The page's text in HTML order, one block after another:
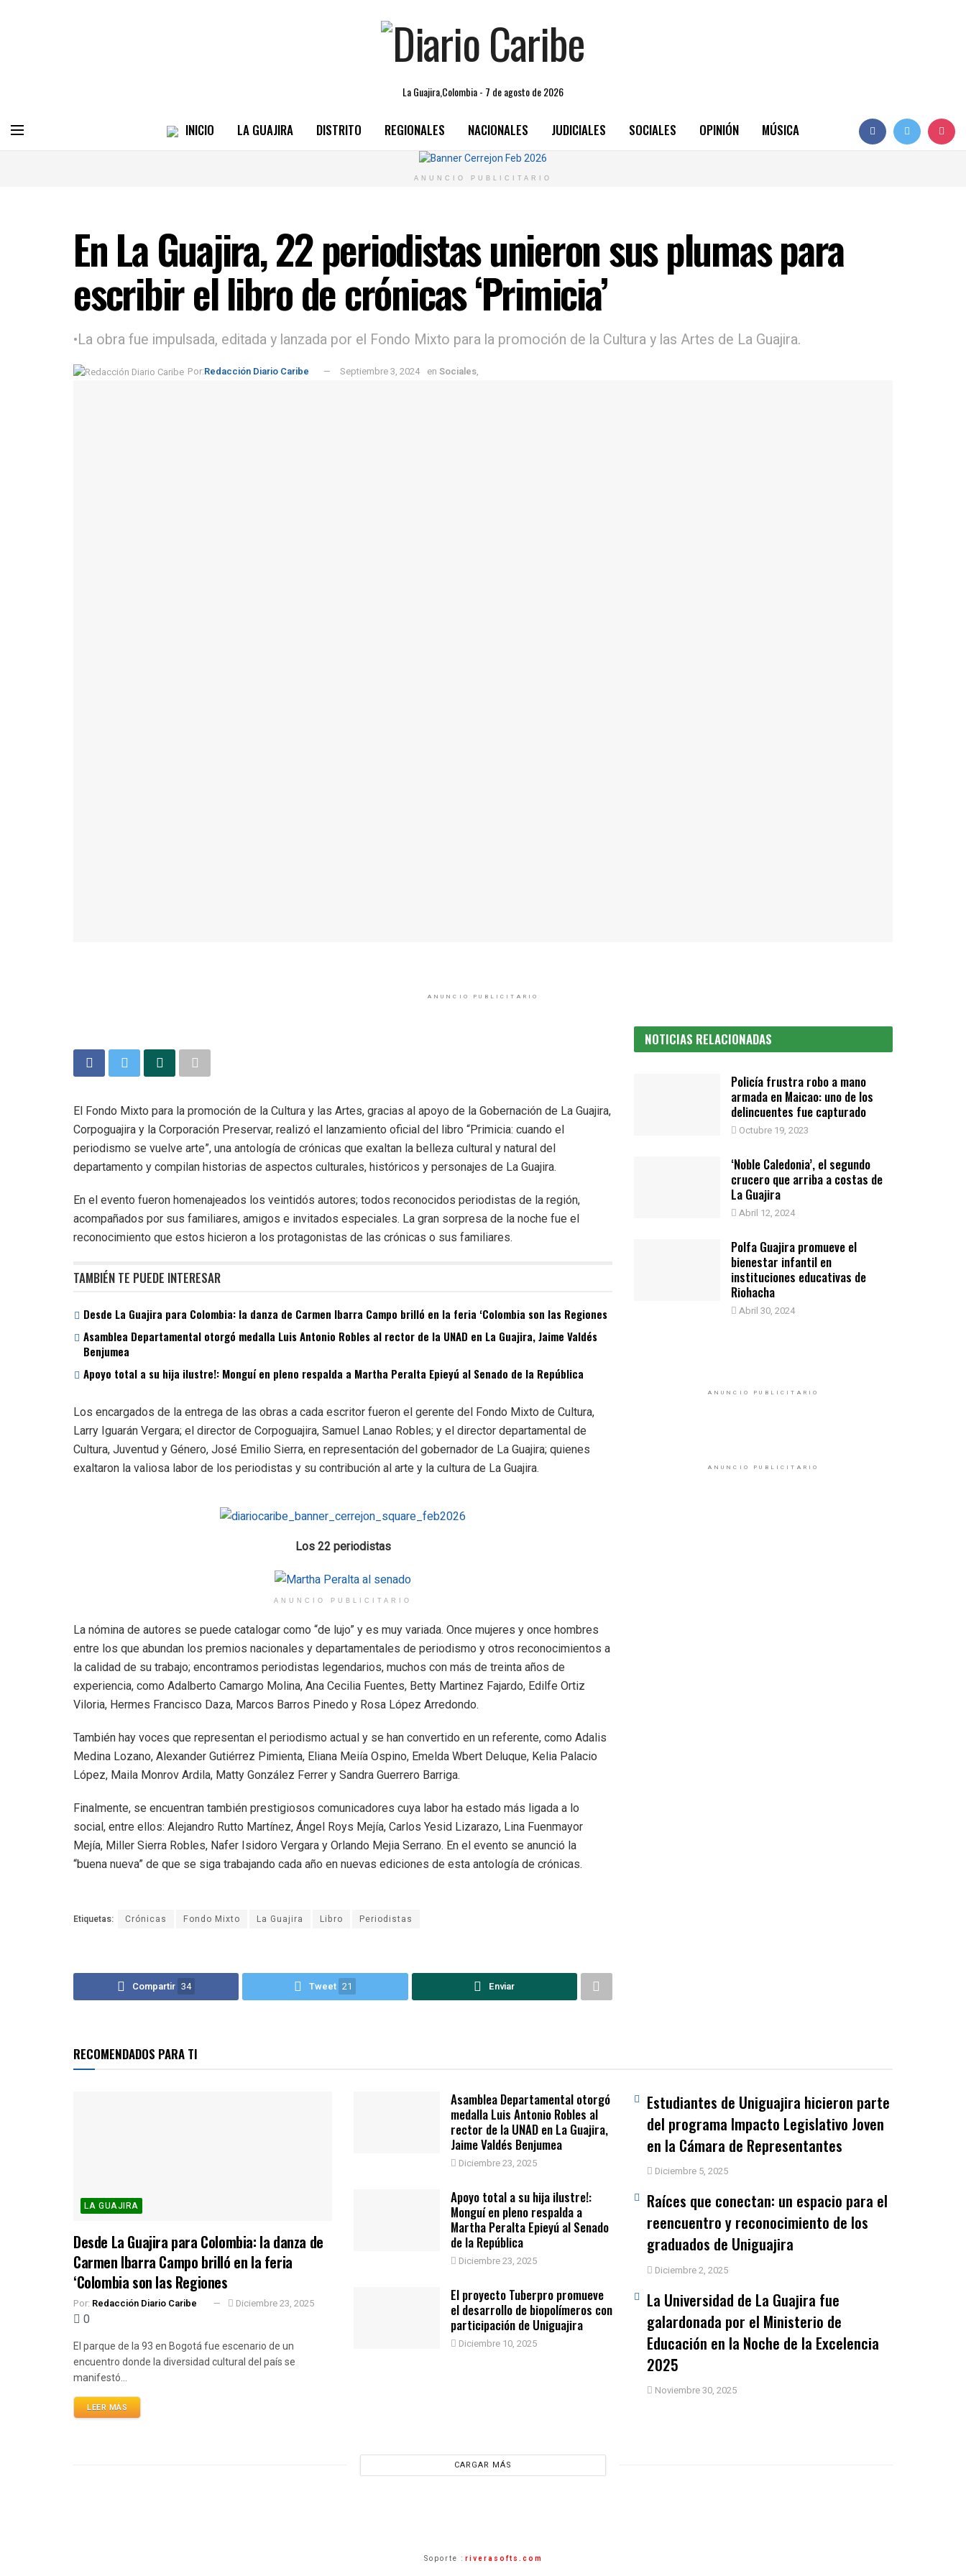
La Guajira,Colombia - 7 de agosto de 2026
INICIO LA GUAJIRA DISTRITO REGIONALES NACIONALES JUDICIALES SOCIALES OPINIÓN MÚSICA
ANUNCIO PUBLICITARIO
En La Guajira, 22 periodistas unieron sus plumas para
escribir el libro de crónicas ‘Primicia’
•La obra fue impulsada, editada y lanzada por el Fondo Mixto para la promoción de la Cultura y las Artes de La Guajira.
Por:Redacción Diario Caribe Septiembre 3, 2024 en Sociales,
ANUNCIO PUBLICITARIO
El Fondo Mixto para la promoción de la Cultura y las Artes, gracias al apoyo de la Gobernación de La Guajira,
Corpoguajira y la Corporación Preservar, realizó el lanzamiento oficial del libro “Primicia: cuando el
periodismo se vuelve arte”, una antología de crónicas que exaltan la belleza cultural y natural del
departamento y compilan historias de aspectos culturales, históricos y personajes de La Guajira.
En el evento fueron homenajeados los veintidós autores; todos reconocidos periodistas de la región,
acompañados por sus familiares, amigos e invitados especiales. La gran sorpresa de la noche fue el
reconocimiento que estos hicieron a los protagonistas de las crónicas o sus familiares.
TAMBIÉN TE PUEDE INTERESAR
Desde La Guajira para Colombia: la danza de Carmen Ibarra Campo brilló en la feria ‘Colombia son las Regiones
Asamblea Departamental otorgó medalla Luis Antonio Robles al rector de la UNAD en La Guajira, Jaime Valdés
Benjumea
Apoyo total a su hija ilustre!: Monguí en pleno respalda a Martha Peralta Epieyú al Senado de la República
Los encargados de la entrega de las obras a cada escritor fueron el gerente del Fondo Mixto de Cultura,
Larry Iguarán Vergara; el director de Corpoguajira, Samuel Lanao Robles; y el director departamental de
Cultura, Juventud y Género, José Emilio Sierra, en representación del gobernador de La Guajira; quienes
exaltaron la valiosa labor de los periodistas y su contribución al arte y la cultura de La Guajira.
Los 22 periodistas
ANUNCIO PUBLICITARIO
La nómina de autores se puede catalogar como “de lujo” y es muy variada. Once mujeres y once hombres
entre los que abundan los premios nacionales y departamentales de periodismo y otros reconocimientos a
la calidad de su trabajo; encontramos periodistas legendarios, muchos con más de treinta años de
experiencia, como Adalberto Camargo Molina, Ana Cecilia Fuentes, Betty Martinez Fajardo, Edilfe Ortiz
Viloria, Hermes Francisco Daza, Marcos Barros Pinedo y Rosa López Arredondo.
También hay voces que representan el periodismo actual y se han convertido en un referente, como Adalis
Medina Lozano, Alexander Gutiérrez Pimienta, Eliana Meiía Ospino, Emelda Wbert Deluque, Kelia Palacio
López, Maila Monrov Ardila, Matty González Ferrer y Sandra Guerrero Barriga.
Finalmente, se encuentran también prestigiosos comunicadores cuya labor ha estado más ligada a lo
social, entre ellos: Alejandro Rutto Martínez, Ángel Roys Mejía, Carlos Yesid Lizarazo, Lina Fuenmayor
Mejía, Miller Sierra Robles, Nafer Isidoro Vergara y Orlando Mejia Serrano. En el evento se anunció la
“buena nueva” de que se siga trabajando cada año en nuevas ediciones de esta antología de crónicas.
Etiquetas: Crónicas Fondo Mixto La Guajira Libro Periodistas
Compartir 34 Tweet 21 Enviar
NOTICIAS RELACIONADAS
Policía frustra robo a mano
armada en Maicao: uno de los
delincuentes fue capturado
Octubre 19, 2023
‘Noble Caledonia’, el segundo
crucero que arriba a costas de
La Guajira
Abril 12, 2024
Polfa Guajira promueve el
bienestar infantil en
instituciones educativas de
Riohacha
Abril 30, 2024
ANUNCIO PUBLICITARIO
ANUNCIO PUBLICITARIO
RECOMENDADOS PARA TI
LA GUAJIRA
Desde La Guajira para Colombia: la danza de
Carmen Ibarra Campo brilló en la feria
‘Colombia son las Regiones
Por: Redacción Diario Caribe Diciembre 23, 2025
0
El parque de la 93 en Bogotá fue escenario de un
encuentro donde la diversidad cultural del país se
manifestó...
LEER MÁS
Asamblea Departamental otorgó
medalla Luis Antonio Robles al
rector de la UNAD en La Guajira,
Jaime Valdés Benjumea
Diciembre 23, 2025
Apoyo total a su hija ilustre!:
Monguí en pleno respalda a
Martha Peralta Epieyú al Senado
de la República
Diciembre 23, 2025
El proyecto Tuberpro promueve
el desarrollo de biopolímeros con
participación de Uniguajira
Diciembre 10, 2025
Estudiantes de Uniguajira hicieron parte
del programa Impacto Legislativo Joven
en la Cámara de Representantes
Diciembre 5, 2025
Raíces que conectan: un espacio para el
reencuentro y reconocimiento de los
graduados de Uniguajira
Diciembre 2, 2025
La Universidad de La Guajira fue
galardonada por el Ministerio de
Educación en la Noche de la Excelencia
2025
Noviembre 30, 2025
CARGAR MÁS
Soporte : riverasofts.com